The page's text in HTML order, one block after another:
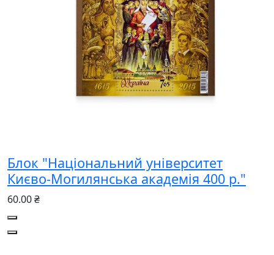
Блок "Національний університет
Києво-Могилянська академія 400 р."
60.00 ₴